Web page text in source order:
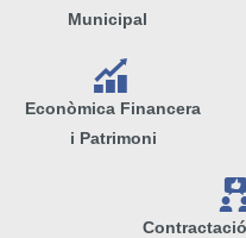
Municipal
Q
Econòmica Financera
i Patrimoni